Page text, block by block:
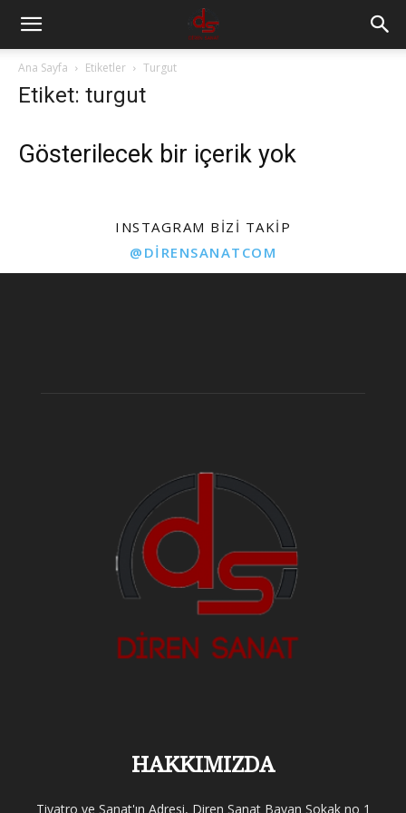
Ana Sayfa Etiketler Turgut
Etiket: turgut
Gösterilecek bir içerik yok
INSTAGRAM BIZI TAKIP
@DIRENSANATCOM
HAKKIMIZDA
Tiyatro ve Sanat'ın Adresi, Diren Sanat Bayan Sokak no 1